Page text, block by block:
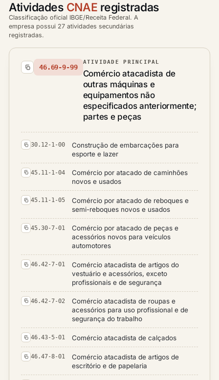
Atividades CNAE registradas
Classificação oficial IBGE/Receita Federal. A
empresa possui 27 atividades secundárias
registradas.
46.69-9-99
ATIVIDADE PRINCIPAL
Comércio atacadista de
outras máquinas e
equipamentos não
especificados anteriormente;
partes e peças
30.12-1-00
Construção de embarcações para
esporte e lazer
45.11-1-04
Comércio por atacado de caminhões
novos e usados
45.11-1-05
Comércio por atacado de reboques e
semi-reboques novos e usados
45.30-7-01
Comércio por atacado de peças e
acessórios novos para veículos
automotores
46.42-7-01
Comércio atacadista de artigos do
vestuário e acessórios, exceto
profissionais e de segurança
46.42-7-02
Comércio atacadista de roupas e
acessórios para uso profissional e de
segurança do trabalho
46.43-5-01 Comércio atacadista de calçados
46.47-8-01
Comércio atacadista de artigos de
escritório e de papelaria